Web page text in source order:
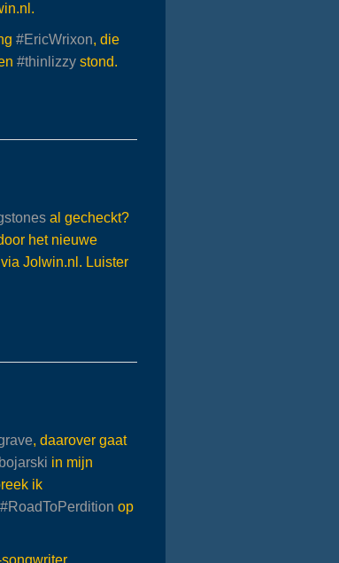
#EricWrixon, die
#thinlizzy stond.
al gecheckt?
het nieuwe
via Jolwin.nl. Luister
, daarover gaat
in mijn
ik
#RoadToPerdition op